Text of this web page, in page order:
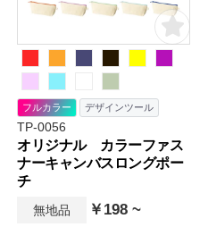
フルカラー デザインツール
TP-0056
オリジナル カラーファス
ナーキャンバスロングポー
チ
無地品 ￥198 ~